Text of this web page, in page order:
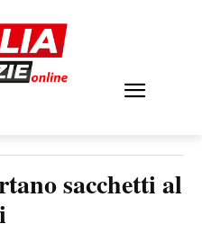
sacchetti al